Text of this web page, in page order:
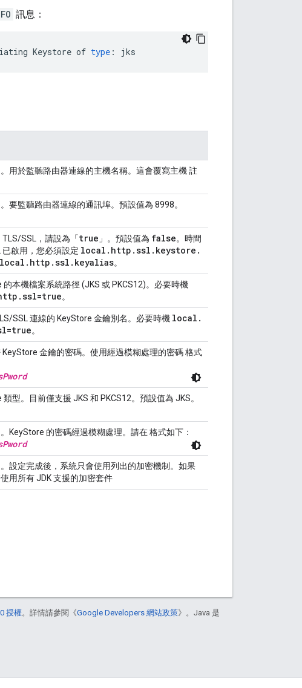
訊息：
Keystore of type : jks
用於監聽路由器連線的主機名稱。這會覆寫主機 註
要監聽路由器連線的通訊埠。預設值為 8998。
TLS/SSL，請設為「true 」。預設值為 false。時間
已啟用，您必須設定 local . http .ssl . keystore .
local . http .ssl . keyalias。
的本機檔案系統路徑 (JKS 或 PKCS12)。必要時機
.ssl=true。
SSL 連線的 KeyStore 金鑰別名。必要時機 local .
。
KeyStore 金鑰的密碼。使用經過模糊處理的密碼 格式
類型。目前僅支援 JKS 和 PKCS12。預設值為 JKS。
KeyStore 的密碼經過模糊處理。請在 格式如下：
設定完成後，系統只會使用列出的加密機制。如果
用所有 JDK 支援的加密套件
授權。詳情請參閱《Google Developers 網站政策》。Java 是